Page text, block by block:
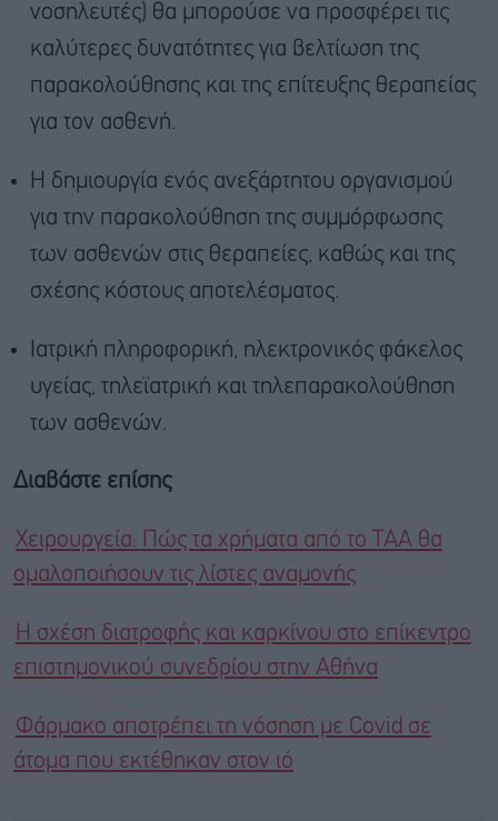
νοσηλευτές) θα μπορούσε να προσφέρει τις
καλύτερες δυνατότητες για βελτίωση της
παρακολούθησης και της επίτευξης θεραπείας
για τον ασθενή.
Η δημιουργία ενός ανεξάρτητου οργανισμού
για την παρακολούθηση της συμμόρφωσης
των ασθενών στις θεραπείες, καθώς και της
σχέσης κόστους αποτελέσματος.
Ιατρική πληροφορική, ηλεκτρονικός φάκελος
υγείας, τηλεϊατρική και τηλεπαρακολούθηση
των ασθενών.
Διαβάστε επίσης
Χειρουργεία: Πώς τα χρήματα από το ΤΑΑ θα
ομαλοποιήσουν τις λίστες αναμονής
Η σχέση διατροφής και καρκίνου στο επίκεντρο
επιστημονικού συνεδρίου στην Αθήνα
Φάρμακο αποτρέπει τη νόσηση με Covid σε
άτομα που εκτέθηκαν στον ιό